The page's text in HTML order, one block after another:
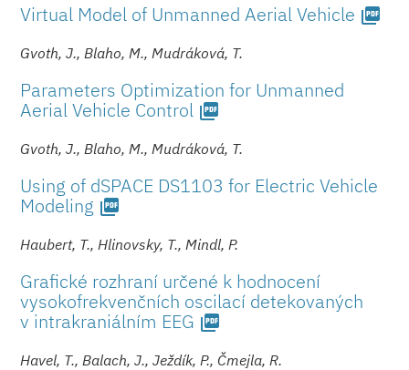
Virtual Model of Unmanned Aerial Vehicle picture_as_pdf
Gvoth, J., Blaho, M., Mudráková, T.
Parameters Optimization for Unmanned
Aerial Vehicle Control picture_as_pdf
Gvoth, J., Blaho, M., Mudráková, T.
Using of dSPACE DS1103 for Electric Vehicle
Modeling picture_as_pdf
Haubert, T., Hlinovsky, T., Mindl, P.
Grafické rozhraní určené k hodnocení
vysokofrekvenčních oscilací detekovaných
v intrakraniál­ním EEG picture_as_pdf
Havel, T., Balach, J., Ježdík, P., Čmejla, R.